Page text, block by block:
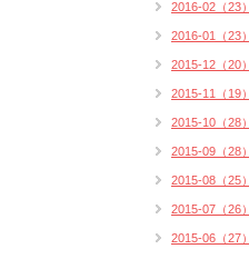
2016-02（23）
2016-01（23）
2015-12（20）
2015-11（19）
2015-10（28）
2015-09（28）
2015-08（25）
2015-07（26）
2015-06（27）